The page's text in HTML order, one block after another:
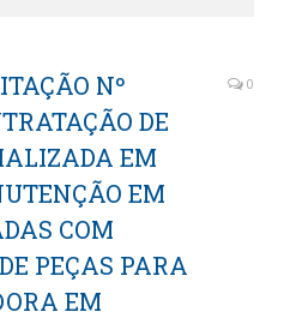
Nº
DE
EM
EM
COM
PEÇAS PARA
EM
0